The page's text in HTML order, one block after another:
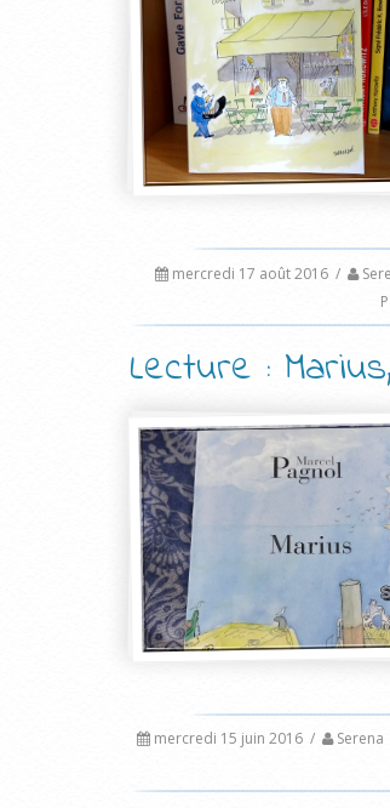
mercredi 17 août 2016 /
Lecture :
mercredi 15 juin 2016 / Serena